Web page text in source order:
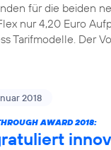
für die beiden
nur 4,20 Euro
Tarifmodelle. Der
2018
AWARD 2018: